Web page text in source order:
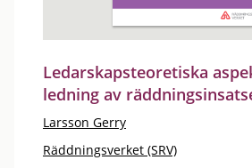
Ledarskapsteoretiska
ledning av
Larsson Gerry
Räddningsverket (SRV)